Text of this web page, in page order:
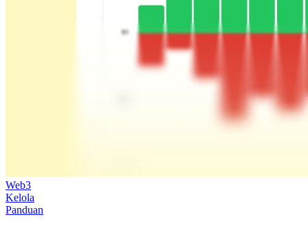
Web3
Kelola
Panduan